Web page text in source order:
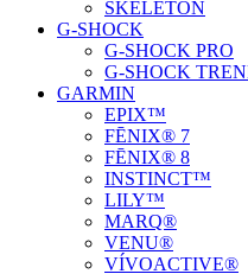
SKELETON
G-SHOCK
G-SHOCK PRO
G-SHOCK
GARMIN
EPIX™
FĒNIX® 7
FĒNIX® 8
INSTINCT™
LILY™
MARQ®
VENU®
VÍVOACTIVE®